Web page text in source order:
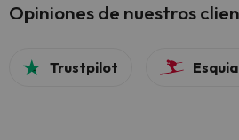
Opiniones de nuestros
Trustpilot